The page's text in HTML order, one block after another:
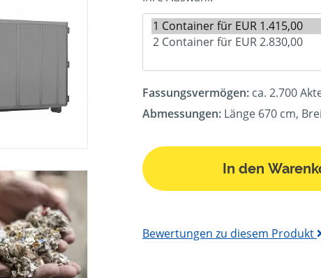
Fassungsvermögen: ca. 2.700
Abmessungen: Länge 670 cm,
In den
Bewertungen zu diesem Produkt